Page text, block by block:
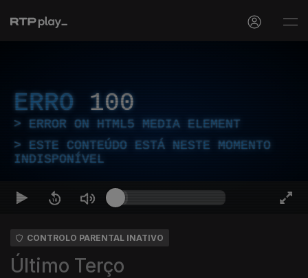
ERRO 100
ERROR ON HTML5 MEDIA ELEMENT
ESTE CONTEÚDO ESTÁ NESTE MOMENTO
INDISPONÍVEL
CONTROLO PARENTAL INATIVO
Último Terço